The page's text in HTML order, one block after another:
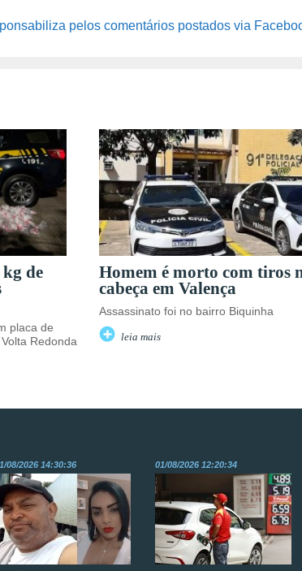
pelos comentários postados via
de
placa de
Redonda
Homem é morto com tiros
cabeça em Valença
Assassinato foi no bairro Biquinha
leia mais
08/2026 14:30:36 01/08/2026 12:20:34